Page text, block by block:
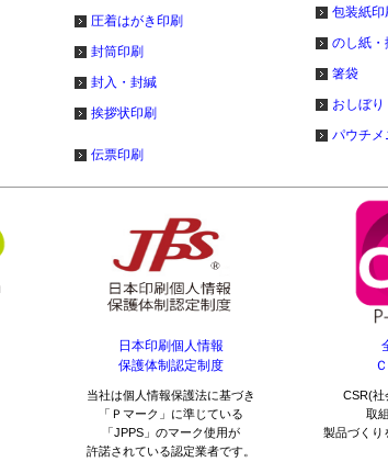
圧着はがき印刷
封筒印刷
封入・封緘
挨拶状印刷
伝票印刷
包装紙印
のし紙・
箸袋
おしぼり
パウチメ
日本印刷個人情報
保護体制認定制度
当社は個人情報保護法に基づき
「Ｐマーク」に準じている
「JPPS」のマーク使用が
許諾されている認定業者です。
CSR(社
取
製品づくり